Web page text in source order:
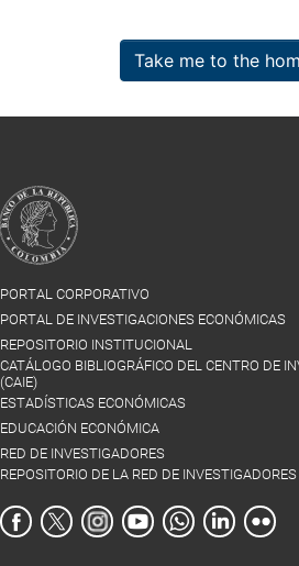
Take me to the
PORTAL CORPORATIVO
PORTAL DE INVESTIGACIONES ECONÓMICAS
REPOSITORIO INSTITUCIONAL
CATÁLOGO BIBLIOGRÁFICO DEL CENTRO DE
(CAIE)
ESTADÍSTICAS ECONÓMICAS
EDUCACIÓN ECONÓMICA
RED DE INVESTIGADORES
REPOSITORIO DE LA RED DE INVESTIGADORES